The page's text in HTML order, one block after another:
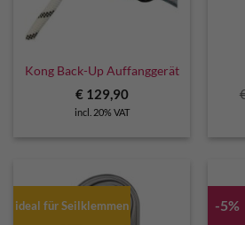
Kong Back-Up Auffanggerät
€ 129,90
incl. 20% VAT
ideal für Seilklemmen -5%